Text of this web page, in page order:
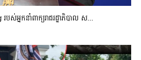
ស់អ្នកនាំពាក្យរាជរដ្ឋាភិបាល ស...